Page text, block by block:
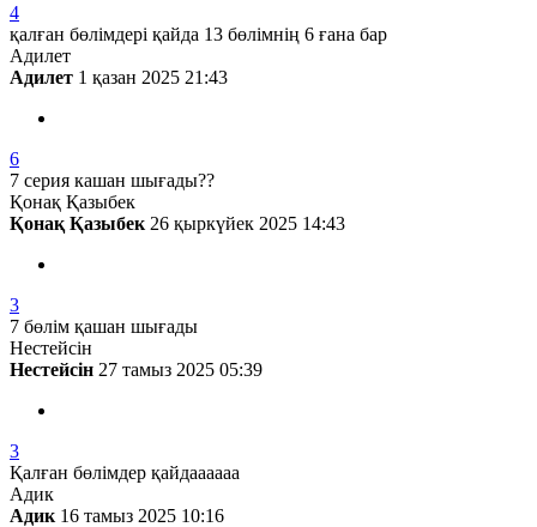
4
қалған бөлімдері қайда 13 бөлімнің 6 ғана бар
Адилет
Адилет 1 қазан 2025 21:43
6
7 серия кашан шығады??
Қонақ Қазыбек
Қонақ Қазыбек 26 қыркүйек 2025 14:43
3
7 бөлім қашан шығады
Нестейсін
Нестейсін 27 тамыз 2025 05:39
3
Қалған бөлімдер қайдаааааа
Адик
Адик 16 тамыз 2025 10:16